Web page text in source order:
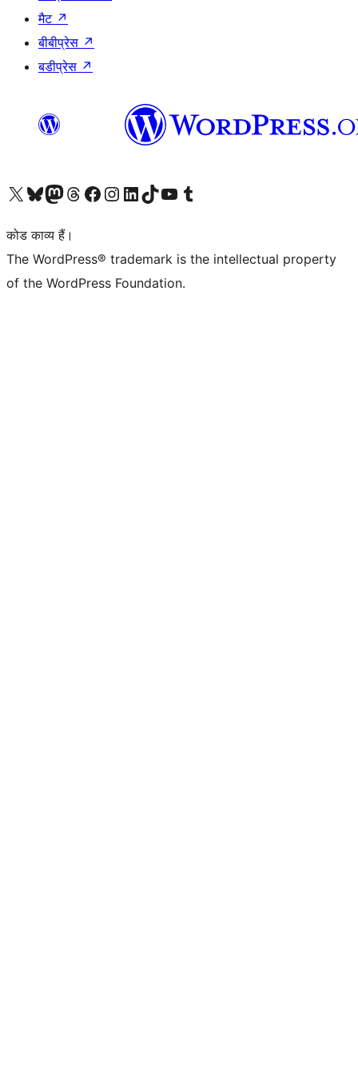
मैट ↗
बीबीप्रेस ↗
बडीप्रेस ↗
Visit our X (formerly Twitter) account
हमारे बलुस्की खाते पर जाएँVisit our Mastodon account
हमारे थ्रेड्स अकाउंट पर जाएंहमारे फेसबुक पेज पर जाएँहमारे इंस्टाग्राम अकाउंट पर जाएंहमारे लिंक्डइन खाते पर जाएँहमारे टिकटॉक खाते पर जाएँहमारे यूट्यूब चैनल पर जाएंहमारे Tumblr खाते पर जाएँ
कोड काव्य हैं।
The WordPress® trademark is the intellectual property
of the WordPress Foundation.